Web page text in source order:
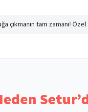
tam zamanı!